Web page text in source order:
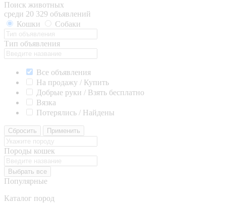
Поиск животных
среди 20 329 объявлений
Кошки
Собаки
Тип объявления
Все объявления
На продажу / Купить
Добрые руки / Взять бесплатно
Вязка
Потерялись / Найдены
Сбросить Применить
Породы кошек
Выбрать все
Популярные
Каталог пород